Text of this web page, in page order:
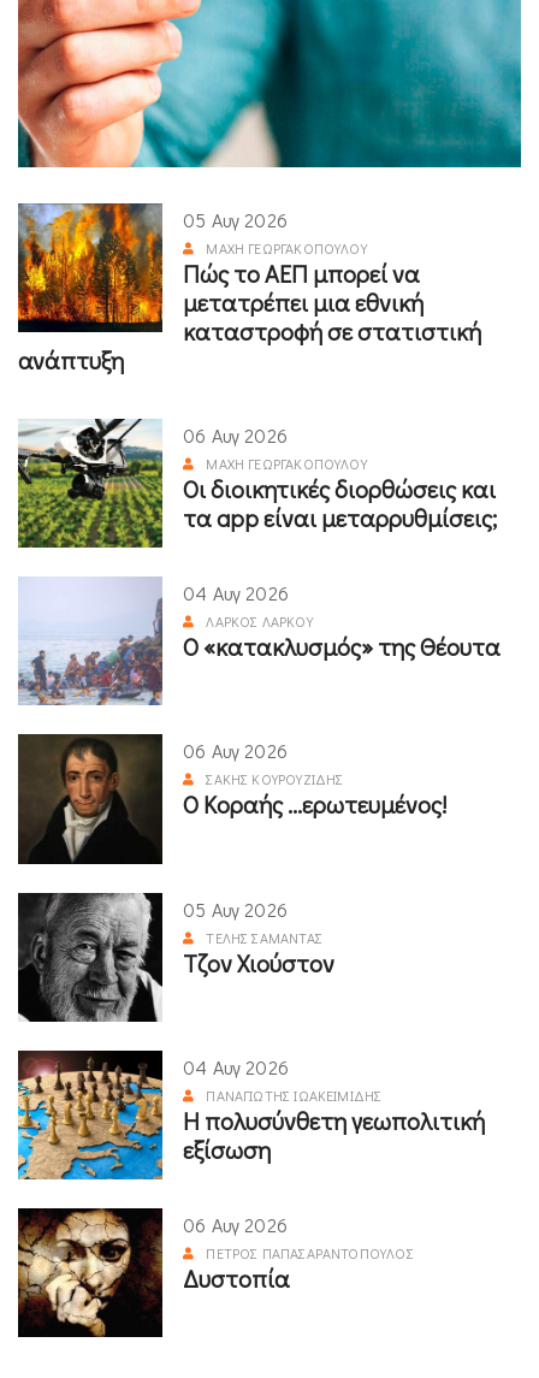
05 Αυγ 2026
ΜΆΧΗ ΓΕΩΡΓΑΚΟΠΟΎΛΟΥ
Πώς το ΑΕΠ μπορεί να
μετατρέπει μια εθνική
καταστροφή σε στατιστική
ανάπτυξη
06 Αυγ 2026
ΜΆΧΗ ΓΕΩΡΓΑΚΟΠΟΎΛΟΥ
Οι διοικητικές διορθώσεις και
τα app είναι μεταρρυθμίσεις;
04 Αυγ 2026
ΛΆΡΚΟΣ ΛΆΡΚΟΥ
Ο «κατακλυσμός» της Θέουτα
06 Αυγ 2026
ΣΆΚΗΣ ΚΟΥΡΟΥΖΊΔΗΣ
Ο Κοραής ...ερωτευμένος!
05 Αυγ 2026
ΤΈΛΗΣ ΣΑΜΑΝΤΆΣ
Τζον Χιούστον
04 Αυγ 2026
ΠΑΝΑΓΙΏΤΗΣ ΙΩΑΚΕΙΜΊΔΗΣ
Η πολυσύνθετη γεωπολιτική
εξίσωση
06 Αυγ 2026
ΠΈΤΡΟΣ ΠΑΠΑΣΑΡΑΝΤΌΠΟΥΛΟΣ
Δυστοπία